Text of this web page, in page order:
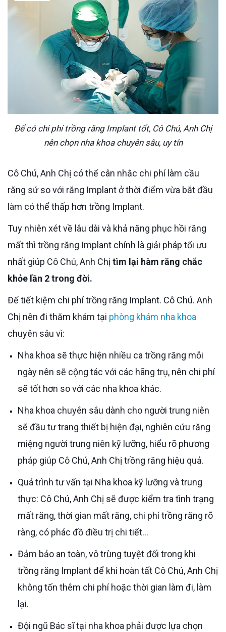
Để có chi phí trồng răng Implant tốt, Cô Chú, Anh Chị
nên chọn nha khoa chuyên sâu, uy tín
Cô Chú, Anh Chị có thể cân nhắc chi phí làm cầu
răng sứ so với răng Implant ở thời điểm vừa bắt đầu
làm có thể thấp hơn trồng Implant.
Tuy nhiên xét về lâu dài và khả năng phục hồi răng
mất thì trồng răng Implant chính là giải pháp tối ưu
nhất giúp Cô Chú, Anh Chị tìm lại hàm răng chắc
khỏe lần 2 trong đời.
Để tiết kiệm chi phí trồng răng Implant. Cô Chú. Anh
Chị nên đi thăm khám tại phòng khám nha khoa
chuyên sâu vì:
Nha khoa sẽ thực hiện nhiều ca trồng răng mỗi
ngày nên sẽ cộng tác với các hãng trụ, nên chi phí
sẽ tốt hơn so với các nha khoa khác.
Nha khoa chuyên sâu dành cho người trung niên
sẽ đầu tư trang thiết bị hiện đại, nghiên cứu răng
miệng người trung niên kỹ lưỡng, hiểu rõ phương
pháp giúp Cô Chú, Anh Chị trồng răng hiệu quả.
Quá trình tư vấn tại Nha khoa kỹ lưỡng và trung
thực: Cô Chú, Anh Chị sẽ được kiểm tra tình trạng
mất răng, thời gian mất răng, chi phí trồng răng rõ
ràng, có phác đồ điều trị chi tiết…
Đảm bảo an toàn, vô trùng tuyệt đối trong khi
trồng răng Implant để khi hoàn tất Cô Chú, Anh Chị
không tốn thêm chi phí hoặc thời gian làm đi, làm
lại.
Đội ngũ Bác sĩ tại nha khoa phải được lựa chọn